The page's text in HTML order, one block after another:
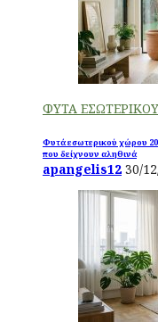
ΦΥΤΑ
Φυτά εσωτερικού χώρου
που δείχνουν αληθινά
apangelis12 30/